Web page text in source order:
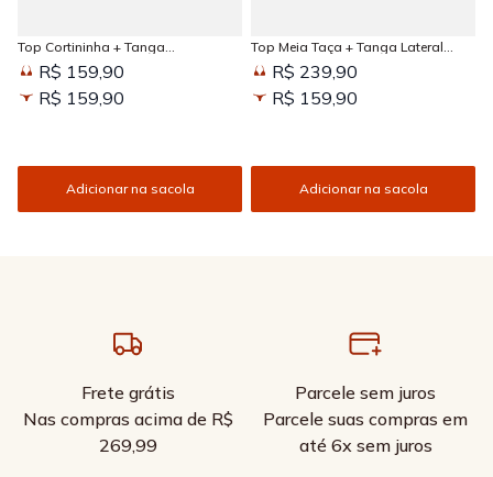
Top Cortininha + Tanga
Amarradinha Estampada Sun
KissedR$ 159,90
R$ 159,90
Adicionar na sacola
Top Meia Taça + Tanga Lateral
Larga Estampada Sun Kissed
R$ 239,90
R$ 159,90
Adicionar na sacola
Frete grátis
Nas compras acima de R$
269,99
Parcele sem juros
Parcele suas compras em
até 6x sem juros